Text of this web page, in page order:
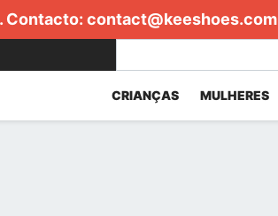
Contacto: contact@keeshoes.com
CRIANÇAS MULHERES